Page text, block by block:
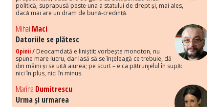
politică, suprapusă peste una a statului de drept și, mai ales,
dacă mai are un dram de bună-credință.
Mihai Maci
Datoriile se plătesc
Opinii / Deocamdată e liniștit: vorbește monoton, nu
spune mare lucru, dar lasă să se înțeleagă ce trebuie, dă
din mâini și se uită aiurea; pe scurt – e ca pătrunjelul în supă:
nici în plus, nici în minus.
Marina Dumitrescu
Urma și urmarea